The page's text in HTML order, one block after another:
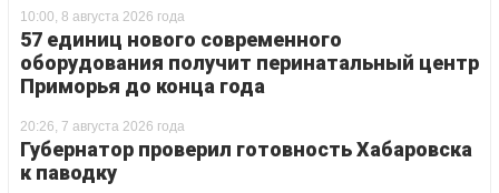
10:00, 8 августа 2026 года
57 единиц нового современного
оборудования получит перинатальный центр
Приморья до конца года
20:26, 7 августа 2026 года
Губернатор проверил готовность Хабаровска
к паводку